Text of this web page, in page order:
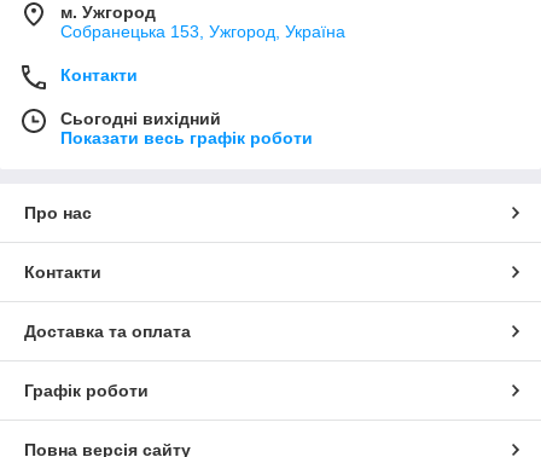
м. Ужгород
Собранецька 153, Ужгород, Україна
Контакти
Сьогодні вихідний
Показати весь графік роботи
Про нас
Контакти
Доставка та оплата
Графік роботи
Повна версія сайту